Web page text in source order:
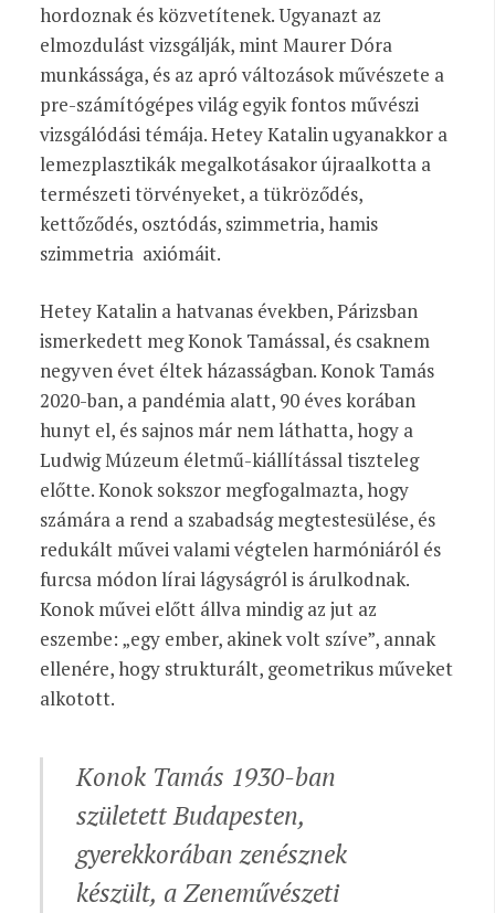
hordoznak és közvetítenek. Ugyanazt az
elmozdulást vizsgálják, mint Maurer Dóra
munkássága, és az apró változások művészete a
pre-számítógépes világ egyik fontos művészi
vizsgálódási témája. Hetey Katalin ugyanakkor a
lemezplasztikák megalkotásakor újraalkotta a
természeti törvényeket, a tükröződés,
kettőződés, osztódás, szimmetria, hamis
szimmetria axiómáit.
Hetey Katalin a hatvanas években, Párizsban
ismerkedett meg Konok Tamással, és csaknem
negyven évet éltek házasságban. Konok Tamás
2020-ban, a pandémia alatt, 90 éves korában
hunyt el, és sajnos már nem láthatta, hogy a
Ludwig Múzeum életmű-kiállítással tiszteleg
előtte. Konok sokszor megfogalmazta, hogy
számára a rend a szabadság megtestesülése, és
redukált művei valami végtelen harmóniáról és
furcsa módon lírai lágyságról is árulkodnak.
Konok művei előtt állva mindig az jut az
eszembe: „egy ember, akinek volt szíve”, annak
ellenére, hogy strukturált, geometrikus műveket
alkotott.
Konok Tamás 1930-ban
született Budapesten,
gyerekkorában zenésznek
készült, a Zeneművészeti